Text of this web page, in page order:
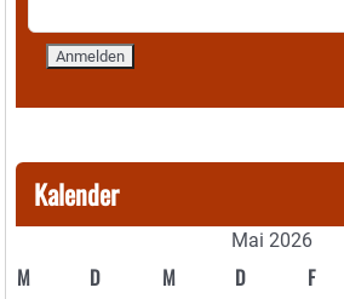
Kalender
Mai 2026
M D M D F